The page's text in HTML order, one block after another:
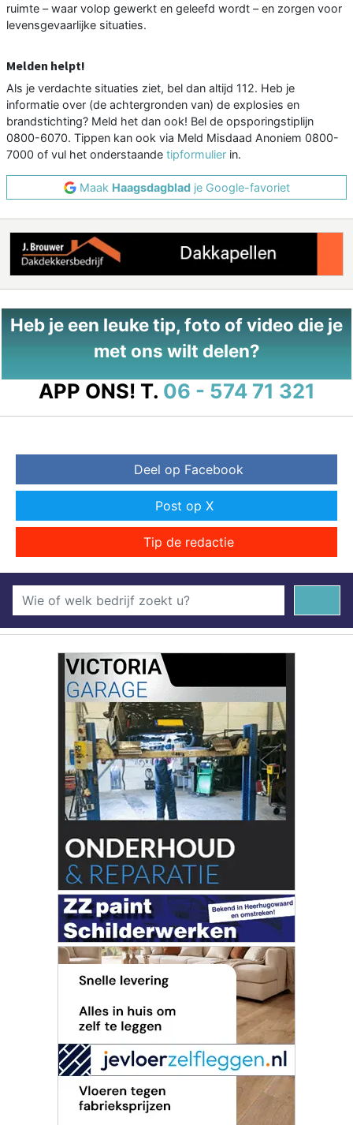
ruimte – waar volop gewerkt en geleefd wordt – en zorgen voor
levensgevaarlijke situaties.
Melden helpt!
Als je verdachte situaties ziet, bel dan altijd 112. Heb je
informatie over (de achtergronden van) de explosies en
brandstichting? Meld het dan ook! Bel de opsporingstiplijn
0800-6070. Tippen kan ook via Meld Misdaad Anoniem 0800-
7000 of vul het onderstaande tipformulier in.
Maak Haagsdagbladje Google-favoriet
Heb je een leuke tip, foto of video die je
met ons wilt delen?
APP ONS! T. 06 - 574 71 321
Deel op Facebook
Post op X
Tip de redactie